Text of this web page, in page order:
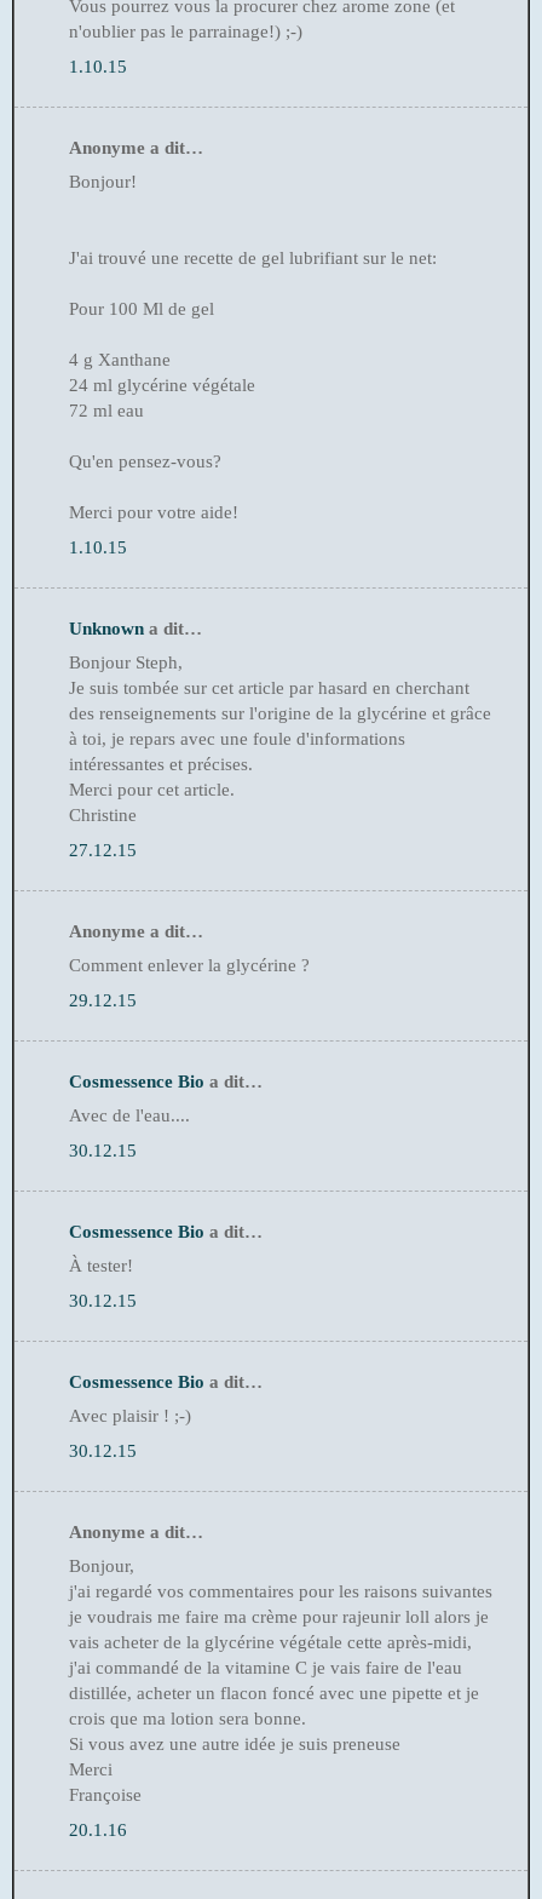
Vous pourrez vous la procurer chez arome zone (et
n'oublier pas le parrainage!) ;-)
1.10.15
Anonyme a dit…
Bonjour!
J'ai trouvé une recette de gel lubrifiant sur le net:
Pour 100 Ml de gel
4 g Xanthane
24 ml glycérine végétale
72 ml eau
Qu'en pensez-vous?
Merci pour votre aide!
1.10.15
Unknown a dit…
Bonjour Steph,
Je suis tombée sur cet article par hasard en cherchant
des renseignements sur l'origine de la glycérine et grâce
à toi, je repars avec une foule d'informations
intéressantes et précises.
Merci pour cet article.
Christine
27.12.15
Anonyme a dit…
Comment enlever la glycérine ?
29.12.15
Cosmessence Bio a dit…
Avec de l'eau....
30.12.15
Cosmessence Bio a dit…
À tester!
30.12.15
Cosmessence Bio a dit…
Avec plaisir ! ;-)
30.12.15
Anonyme a dit…
Bonjour,
j'ai regardé vos commentaires pour les raisons suivantes
je voudrais me faire ma crème pour rajeunir loll alors je
vais acheter de la glycérine végétale cette après-midi,
j'ai commandé de la vitamine C je vais faire de l'eau
distillée, acheter un flacon foncé avec une pipette et je
crois que ma lotion sera bonne.
Si vous avez une autre idée je suis preneuse
Merci
Françoise
20.1.16